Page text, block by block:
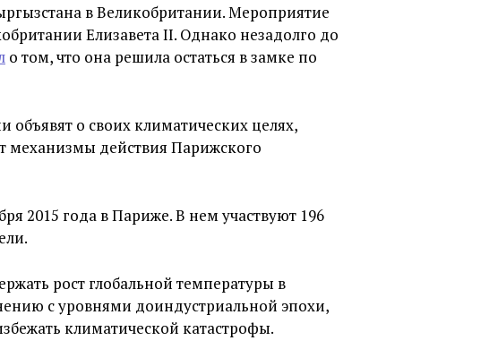
в Великобритании. Мероприятие
Елизавета II. Однако незадолго до
о том, что она решила остаться в замке по
о своих климатических целях,
механизмы действия Парижского
2015 года в Париже. В нем участвуют 196
рост глобальной температуры в
с уровнями доиндустриальной эпохи,
климатической катастрофы.